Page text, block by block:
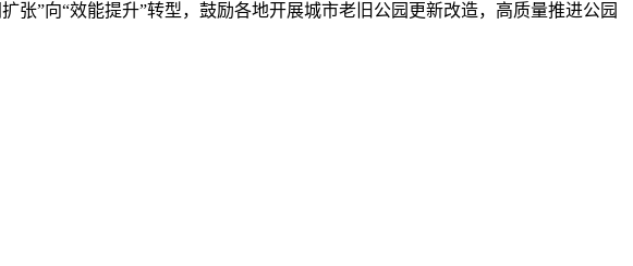
”向“效能提升”转型，鼓励各地开展城市老旧公园更新改造，高质量推进公园